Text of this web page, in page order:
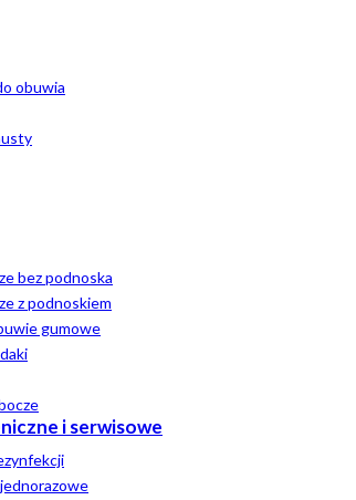
obuwia
bez podnoska
z podnoskiem
gumowe
i serwisowe